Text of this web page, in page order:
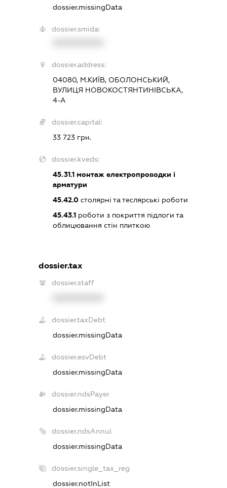
dossier.missingData
dossier.smida:
dossier.address:
04080, М.КИЇВ, ОБОЛОНСЬКИЙ,
ВУЛИЦЯ НОВОКОСТЯНТИНІВСЬКА,
4-А
dossier.capital:
33 723 грн.
dossier.kveds:
45.31.1монтаж електропроводки і
арматури
45.42.0столярні та теслярські роботи
45.43.1роботи з покриття підлоги та
облицювання стін плиткою
dossier.tax
dossier.staff
dossier.taxDebt
dossier.missingData
dossier.esvDebt
dossier.missingData
dossier.ndsPayer
dossier.missingData
dossier.ndsAnnul
dossier.missingData
dossier.single_tax_reg
dossier.notInList